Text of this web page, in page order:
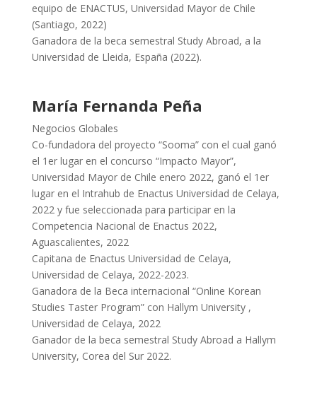
equipo de ENACTUS, Universidad Mayor de Chile
(Santiago, 2022)
Ganadora de la beca semestral Study Abroad, a la
Universidad de Lleida, España (2022).
María Fernanda Peña
Negocios Globales
Co-fundadora del proyecto “Sooma” con el cual ganó
el 1er lugar en el concurso “Impacto Mayor”,
Universidad Mayor de Chile enero 2022, ganó el 1er
lugar en el Intrahub de Enactus Universidad de Celaya,
2022 y fue seleccionada para participar en la
Competencia Nacional de Enactus 2022,
Aguascalientes, 2022
Capitana de Enactus Universidad de Celaya,
Universidad de Celaya, 2022-2023.
Ganadora de la Beca internacional “Online Korean
Studies Taster Program” con Hallym University ,
Universidad de Celaya, 2022
Ganador de la beca semestral Study Abroad a Hallym
University, Corea del Sur 2022.